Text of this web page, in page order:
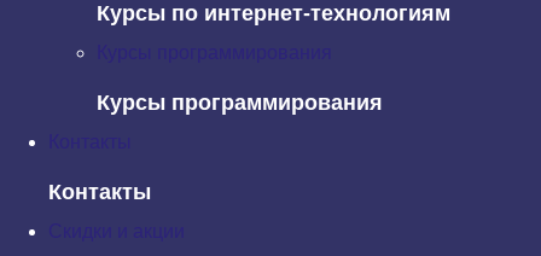
Курсы по интернет-технологиям
Курсы программирования
Контакты
Логистическая регрессия
k ближайших соседей
Деревья решений
Метод опорных векторов